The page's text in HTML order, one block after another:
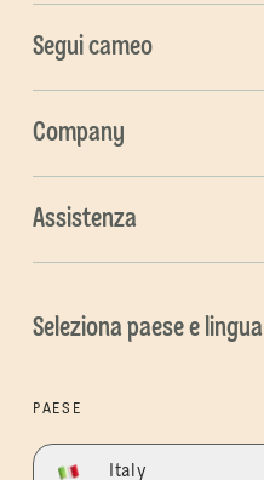
Segui cameo
Company
Assistenza
Seleziona paese e lingua
PAESE
Italy